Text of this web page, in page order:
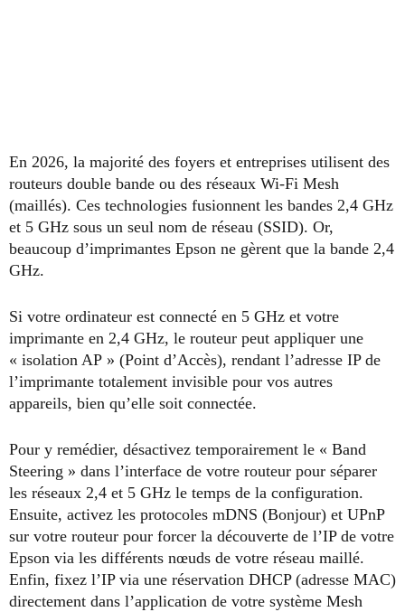
En 2026, la majorité des foyers et entreprises utilisent des
routeurs double bande ou des réseaux Wi-Fi Mesh
(maillés). Ces technologies fusionnent les bandes 2,4 GHz
et 5 GHz sous un seul nom de réseau (SSID). Or,
beaucoup d’imprimantes Epson ne gèrent que la bande 2,4
GHz.
Si votre ordinateur est connecté en 5 GHz et votre
imprimante en 2,4 GHz, le routeur peut appliquer une
« isolation AP » (Point d’Accès), rendant l’adresse IP de
l’imprimante totalement invisible pour vos autres
appareils, bien qu’elle soit connectée.
Pour y remédier, désactivez temporairement le « Band
Steering » dans l’interface de votre routeur pour séparer
les réseaux 2,4 et 5 GHz le temps de la configuration.
Ensuite, activez les protocoles mDNS (Bonjour) et UPnP
sur votre routeur pour forcer la découverte de l’IP de votre
Epson via les différents nœuds de votre réseau maillé.
Enfin, fixez l’IP via une réservation DHCP (adresse MAC)
directement dans l’application de votre système Mesh